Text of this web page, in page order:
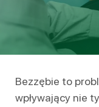
Bezzębie to
wpływający nie